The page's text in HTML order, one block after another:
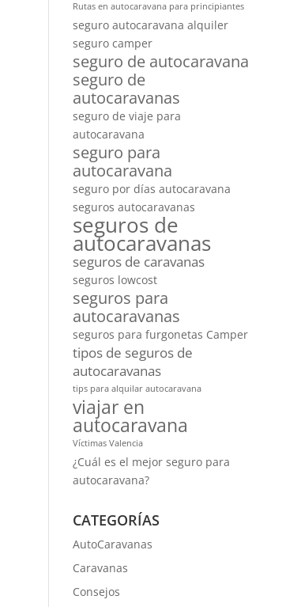
Rutas en autocaravana para principiantes
seguro autocaravana alquiler
seguro camper
seguro de autocaravana
seguro de
autocaravanas
seguro de viaje para
autocaravana
seguro para
autocaravana
seguro por días autocaravana
seguros autocaravanas
seguros de
autocaravanas
seguros de caravanas
seguros lowcost
seguros para
autocaravanas
seguros para furgonetas Camper
tipos de seguros de
autocaravanas
tips para alquilar autocaravana
viajar en
autocaravana
Víctimas Valencia
¿Cuál es el mejor seguro para
autocaravana?
CATEGORÍAS
AutoCaravanas
Caravanas
Consejos